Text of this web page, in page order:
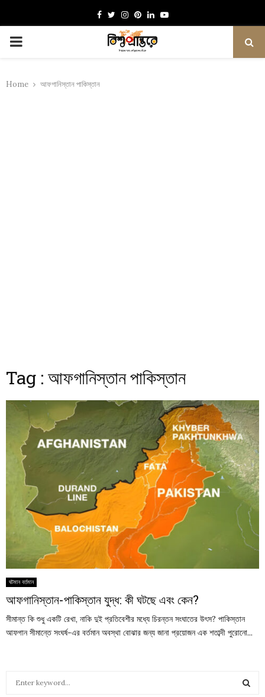
Facebook
TwitterInstagram
Pinterest
LinkedinYoutube
PRIMARY
Home আফগানিস্তান পাকিস্তান
Tag : আফগানিস্তান পাকিস্তান
ঘটমান বর্তমান
আফগানিস্তান-পাকিস্তান যুদ্ধ: কী ঘটছে এবং কেন?
সীমান্ত কি শুধু একটি রেখা, নাকি দুই প্রতিবেশীর মধ্যে চিরন্তন সংঘাতের উৎস? পাকিস্তান
আফগান সীমান্তে সংঘর্ষ-এর বর্তমান অবস্থা বোঝার জন্য জানা প্রয়োজন এক শতাব্দী পুরোনো...